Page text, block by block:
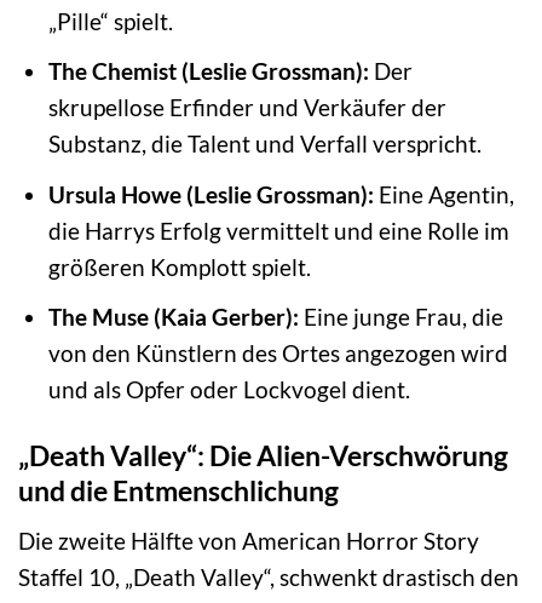
„Pille“ spielt.
The Chemist (Leslie Grossman): Der
skrupellose Erfinder und Verkäufer der
Substanz, die Talent und Verfall verspricht.
Ursula Howe (Leslie Grossman): Eine Agentin,
die Harrys Erfolg vermittelt und eine Rolle im
größeren Komplott spielt.
The Muse (Kaia Gerber): Eine junge Frau, die
von den Künstlern des Ortes angezogen wird
und als Opfer oder Lockvogel dient.
„Death Valley“: Die Alien-Verschwörung
und die Entmenschlichung
Die zweite Hälfte von American Horror Story
Staffel 10, „Death Valley“, schwenkt drastisch den